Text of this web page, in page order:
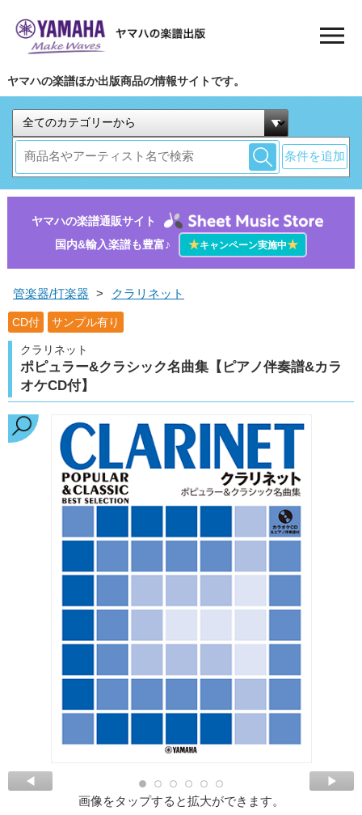
ヤマハの楽譜ほか出版商品の情報サイトです。
条件を追加
ヤマハの楽譜通販サイト
国内&輸入楽譜も豊富♪
★キャンペーン実施中★
管楽器/打楽器 > クラリネット
CD付 サンプル有り
クラリネット
ポピュラー&クラシック名曲集【ピアノ伴奏譜&カラ
オケCD付】
画像をタップすると拡大ができます。